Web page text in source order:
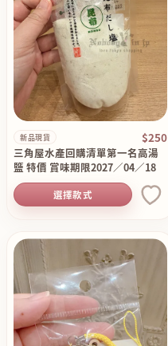
新品現貨 $250
三角屋水產回購清單第一名高湯
鹽 特價 賞味期限2027／04／18
選擇款式